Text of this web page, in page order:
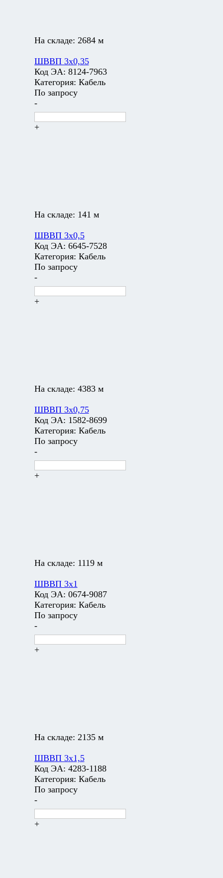
На складе: 2684 м
ШВВП 3х0,35
Код ЭА: 8124-7963
Категория: Кабель
По запросу
-
+
На складе: 141 м
ШВВП 3х0,5
Код ЭА: 6645-7528
Категория: Кабель
По запросу
-
+
На складе: 4383 м
ШВВП 3х0,75
Код ЭА: 1582-8699
Категория: Кабель
По запросу
-
+
На складе: 1119 м
ШВВП 3х1
Код ЭА: 0674-9087
Категория: Кабель
По запросу
-
+
На складе: 2135 м
ШВВП 3х1,5
Код ЭА: 4283-1188
Категория: Кабель
По запросу
-
+